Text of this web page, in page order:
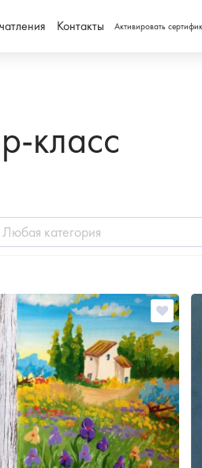
Контакты Активировать
класс
Любая категория